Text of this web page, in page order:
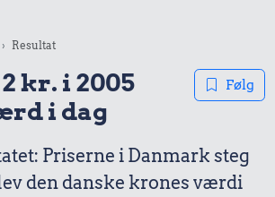
Resultat
kr. i 2005
i dag
Følg
Priserne i Danmark steg
den danske krones værdi